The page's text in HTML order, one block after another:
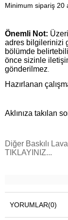
Minimum sipariş 20
Önemli Not:
adres bilgilerinizi
bölümde
önce sizinle
gönderilmez.
Hazırlanan
Aklınıza takılan
Diğer Baskılı
TIKLAYINIZ...
YORUMLAR(0)